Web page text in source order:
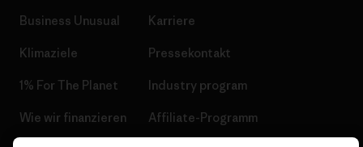
Business Unusual
Klimaziele
1% For The Planet
Wie wir finanzieren
Karriere
Pressekontakt
Industry program
Affiliate-Programm